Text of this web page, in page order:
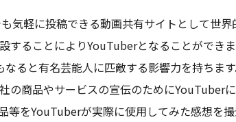
気軽に投稿できる動画共有サイトとして世
することによりYouTuberとなることができ
ると有名芸能人に匹敵する影響力を持ちま
の商品やサービスの宣伝のためにYouTuber
等をYouTuberが実際に使用してみた感想を